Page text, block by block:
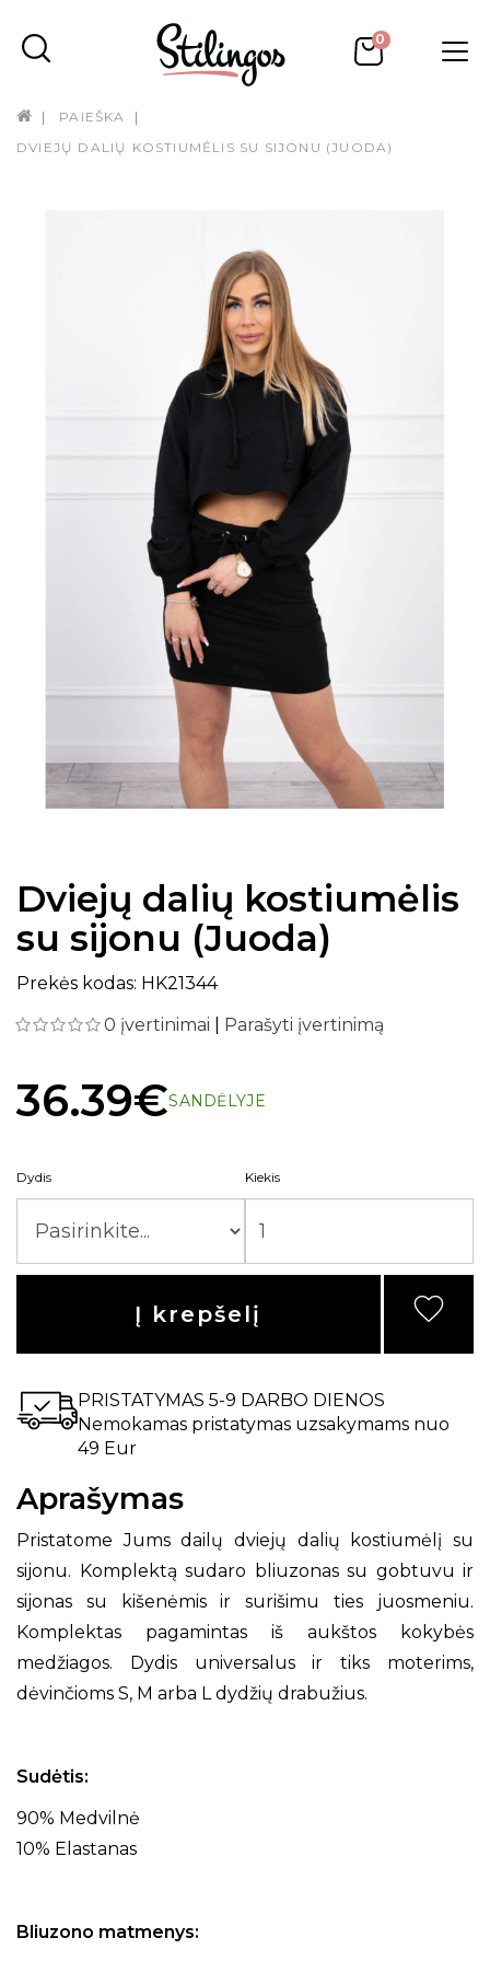
0
PAIEŠKA
DVIEJŲ DALIŲ KOSTIUMĖLIS SU SIJONU (JUODA)
Dviejų dalių kostiumėlis
su sijonu (Juoda)
Prekės kodas: HK21344
0 įvertinimai
Parašyti įvertinimą
36.39€SANDĖLYJE
Dydis Kiekis
Į krepšelį
PRISTATYMAS 5-9 DARBO DIENOS
Nemokamas pristatymas uzsakymams nuo
49 Eur
Aprašymas
Pristatome Jums dailų dviejų dalių kostiumėlį su
sijonu. Komplektą sudaro bliuzonas su gobtuvu ir
sijonas su kišenėmis ir surišimu ties juosmeniu.
Komplektas pagamintas iš aukštos kokybės
medžiagos. Dydis universalus ir tiks moterims,
dėvinčioms S, M arba L dydžių drabužius.
Sudėtis:
90% Medvilnė
10% Elastanas
Bliuzono matmenys: